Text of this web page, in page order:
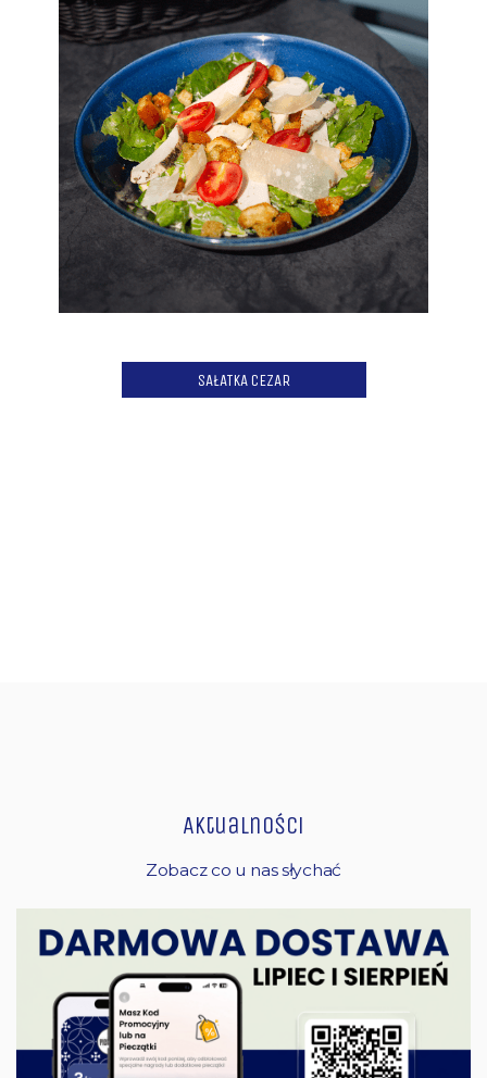
SAŁATKA CEZAR
Aktualności
Zobacz co u nas słychać